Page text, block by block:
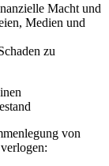
Macht und
Medien und
zu
von